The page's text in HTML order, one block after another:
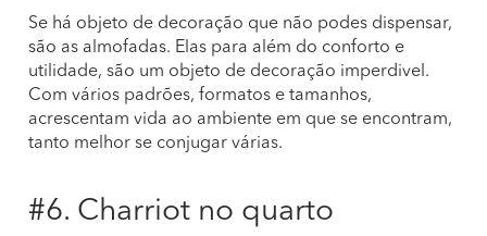
Se há objeto de decoração que não podes dispensar,
são as almofadas. Elas para além do conforto e
utilidade, são um objeto de decoração imperdivel.
Com vários padrões, formatos e tamanhos,
acrescentam vida ao ambiente em que se encontram,
tanto melhor se conjugar várias.
#6. Charriot no quarto